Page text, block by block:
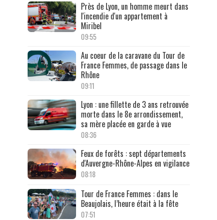
Près de Lyon, un homme meurt dans
l'incendie d'un appartement à
Miribel
09:55
Au coeur de la caravane du Tour de
France Femmes, de passage dans le
Rhône
09:11
Lyon : une fillette de 3 ans retrouvée
morte dans le 8e arrondissement,
sa mère placée en garde à vue
08:36
Feux de forêts : sept départements
d'Auvergne-Rhône-Alpes en vigilance
08:18
Tour de France Femmes : dans le
Beaujolais, l’heure était à la fête
07:51